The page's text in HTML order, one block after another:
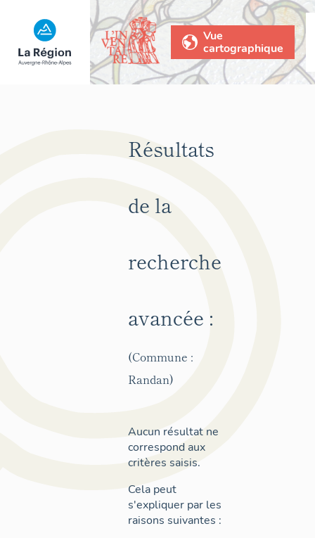
Vue
cartographique
Résultats
de la
recherche
avancée :
(Commune :
Randan)
Aucun résultat ne
correspond aux
critères saisis.
Cela peut
s'expliquer par les
raisons suivantes :